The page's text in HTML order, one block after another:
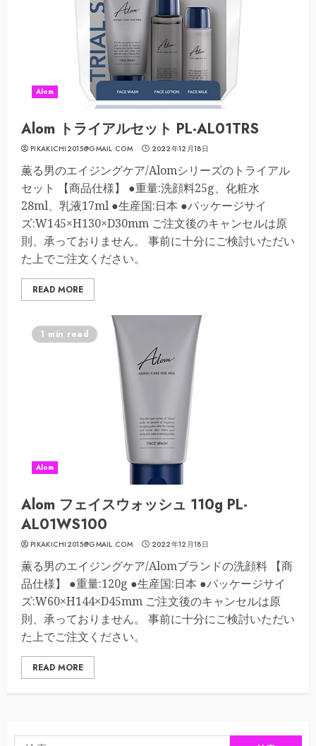
Alom
Alom トライアルセット PL-AL01TRS
PIKAKICHI2015@GMAIL.COM 2022年12月18日
薫る男のエイジングケア/Alomシリーズのトライアル
セット 【商品仕様】 ●重量:洗顔料25g、化粧水
28ml、乳液17ml ●生産国:日本 ●パッケージサイ
ズ:W145×H130×D30mm ご注文後のキャンセルは原
則、承っておりません。 事前に十分にご検討いただい
た上でご注文ください。
READ MORE
1 min read
Alom
Alom フェイスウォッシュ 110g PL-
AL01WS100
PIKAKICHI2015@GMAIL.COM 2022年12月18日
薫る男のエイジングケア/Alomブランドの洗顔料 【商
品仕様】 ●重量:120g ●生産国:日本 ●パッケージサイ
ズ:W60×H144×D45mm ご注文後のキャンセルは原
則、承っておりません。 事前に十分にご検討いただい
た上でご注文ください。
READ MORE